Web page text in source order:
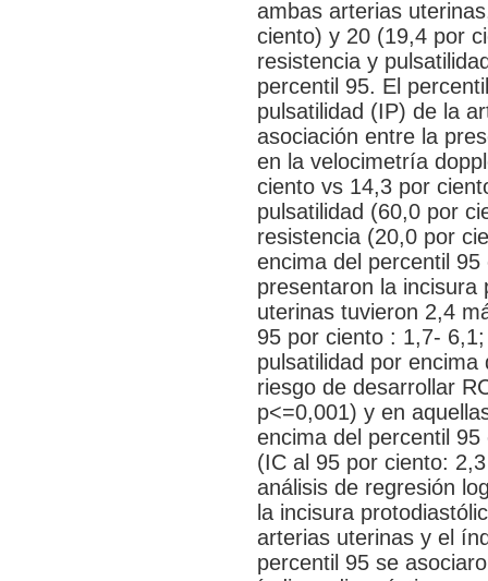
ambas arterias
ciento) y 20 (19,4 por
resistencia y
percentil 95. El
pulsatilidad (IP) de la
asociación entre la
en la velocimetría
ciento vs 14,3 por
pulsatilidad (60,0 por
resistencia (20,0 por
encima del percentil
presentaron la incisura
uterinas tuvieron 2,4
95 por ciento : 1,7-
pulsatilidad por
riesgo de desarrollar
p<=0,001) y en
encima del percentil
(IC al 95 por ciento:
análisis de regresión
la incisura
arterias uterinas y el
percentil 95 se